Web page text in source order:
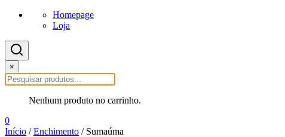
Homepage
Loja
×
Nenhum produto no carrinho.
0
Início /Enchimento / Sumaúma